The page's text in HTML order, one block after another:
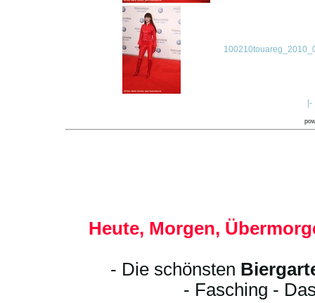
Heute, Morgen,
- Die schönsten
- Fasching -